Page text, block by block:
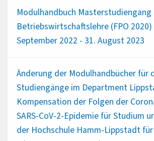
Modulhandbuch Masterstudiengang
Betriebswirtschaftslehre (FPO 2020)
September 2022 - 31. August 2023
Änderung der Modulhandbücher für
Studiengänge im Department
Kompensation der Folgen der
SARS-CoV-2-Epidemie für Studium
der Hochschule Hamm-Lippstadt